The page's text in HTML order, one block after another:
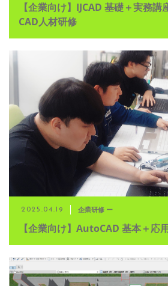
【企業向け】IJCAD 基礎＋実務
CAD人材研修
2025.04.19 企業研修 ー
【企業向け】AutoCAD 基本＋応